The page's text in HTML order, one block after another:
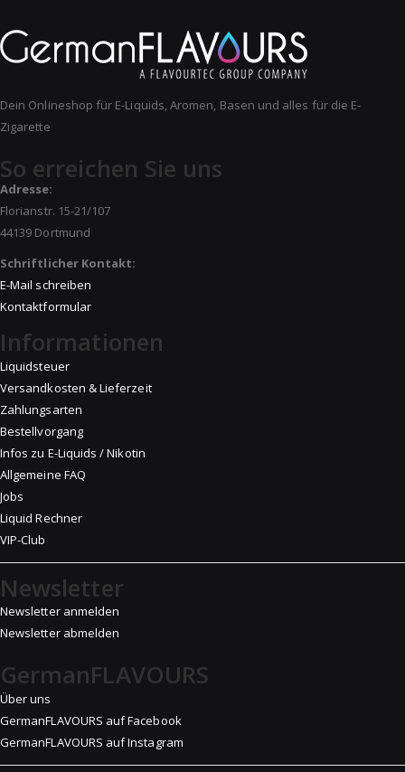
Dein Onlineshop für E-Liquids, Aromen, Basen und alles für die E-
Zigarette
So erreichen Sie uns
Adresse:
Florianstr. 15-21/107
44139 Dortmund
Schriftlicher Kontakt:
E-Mail schreiben
Kontaktformular
Informationen
Liquidsteuer
Versandkosten & Lieferzeit
Zahlungsarten
Bestellvorgang
Infos zu E-Liquids / Nikotin
Allgemeine FAQ
Jobs
Liquid Rechner
VIP-Club
Newsletter
Newsletter anmelden
Newsletter abmelden
GermanFLAVOURS
Über uns
GermanFLAVOURS auf Facebook
GermanFLAVOURS auf Instagram